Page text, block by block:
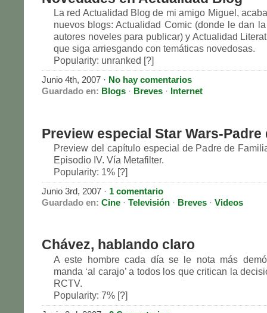
La red Actualidad Blog de mi amigo Miguel,
nuevos blogs: Actualidad Comic (donde le dan
autores noveles para publicar) y Actualidad
que siga arriesgando con temáticas novedosas.
Popularity: unranked [?]
Junio 4th, 2007 · No hay comentarios
Guardado en: Blogs · Breves · Internet
Preview especial Star Wars-Padre
Preview del capítulo especial de Padre de
Episodio IV. Vía Metafilter.
Popularity: 1% [?]
Junio 3rd, 2007 · 1 comentario
Guardado en: Cine · Televisión · Breves · Videos
Chávez, hablando claro
A este hombre cada día se le nota más
manda ‘al carajo’ a todos los que critican la
RCTV.
Popularity: 7% [?]